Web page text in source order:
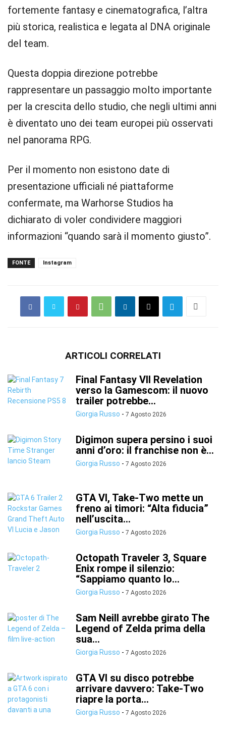
fortemente fantasy e cinematografica, l’altra
più storica, realistica e legata al DNA originale
del team.
Questa doppia direzione potrebbe
rappresentare un passaggio molto importante
per la crescita dello studio, che negli ultimi anni
è diventato uno dei team europei più osservati
nel panorama RPG.
Per il momento non esistono date di
presentazione ufficiali né piattaforme
confermate, ma Warhorse Studios ha
dichiarato di voler condividere maggiori
informazioni “quando sarà il momento giusto”.
FONTE Instagram
ARTICOLI CORRELATI
Final Fantasy VII Revelation
verso la Gamescom: il nuovo
trailer potrebbe...
Giorgia Russo - 7 Agosto 2026
Digimon supera persino i suoi
anni d’oro: il franchise non è...
Giorgia Russo - 7 Agosto 2026
GTA VI, Take-Two mette un
freno ai timori: “Alta fiducia”
nell’uscita...
Giorgia Russo - 7 Agosto 2026
Octopath Traveler 3, Square
Enix rompe il silenzio:
“Sappiamo quanto lo...
Giorgia Russo - 7 Agosto 2026
Sam Neill avrebbe girato The
Legend of Zelda prima della
sua...
Giorgia Russo - 7 Agosto 2026
GTA VI su disco potrebbe
arrivare davvero: Take-Two
riapre la porta...
Giorgia Russo - 7 Agosto 2026